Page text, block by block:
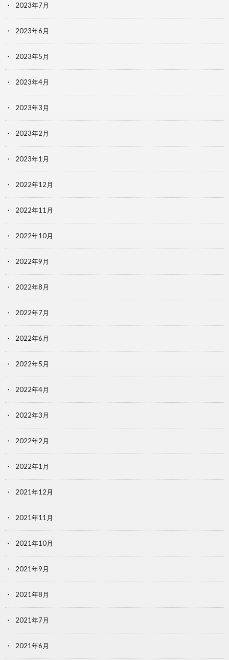
2023年7月
2023年6月
2023年5月
2023年4月
2023年3月
2023年2月
2023年1月
2022年12月
2022年11月
2022年10月
2022年9月
2022年8月
2022年7月
2022年6月
2022年5月
2022年4月
2022年3月
2022年2月
2022年1月
2021年12月
2021年11月
2021年10月
2021年9月
2021年8月
2021年7月
2021年6月